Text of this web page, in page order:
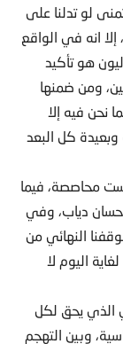
لو تدلنا على
انه في الواقع
هو تأكيد
ومن ضمنها
نحن فيه إلا
كل البعد
محاصصة، فيما
حسان دياب، وفي
النهائي من
اليوم لا
الذي يحق لكل
وبين التهجم